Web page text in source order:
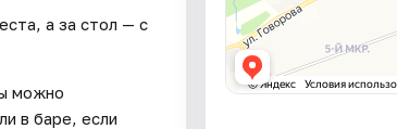
а за стол — с
можно
в баре, если